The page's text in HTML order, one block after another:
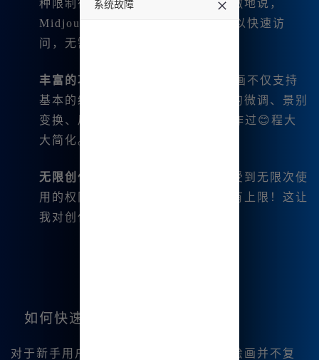
种限制往往让人头疼。但我可以骄傲地说，
Midjourney的所有功能在国内都可以快速访
问，无需额外的VPN或代理😊。
丰富的功能
：Midjourney的中文绘画不仅支持
基本的绘图功能，还可以进行图片的微调、景别
变换、局部重绘等操作。我的😊创作过😊程大
大简化。
无限创作
：作为月会员，我可以享受到无限次使
用的权限，创建的作品数量几乎没有上限！这让
我对创作充满了信心。
如何快速上手Midjourney的绘画
对于新手用户来说，上手Midjourney的绘画并不复
系统故障